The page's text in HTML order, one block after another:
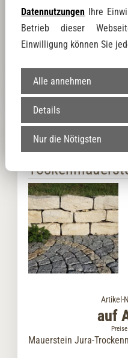
auf
Mauerstein Travertin
Mauersteine
Artikel-
auf
Mauerstein Jura-
Datennutzungen Ihre
Betrieb dieser
Einwilligung können Sie
Alle annehmen
Details
Nur die Nötigsten